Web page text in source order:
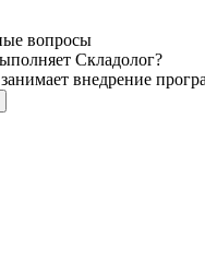
вопросы
Складолог?
внедрение